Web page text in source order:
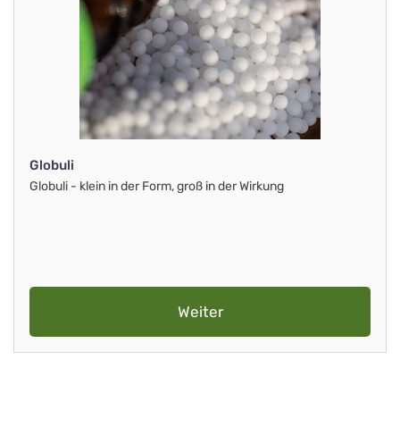
Globuli
Globuli - klein in der Form, groß in der Wirkung
Weiter